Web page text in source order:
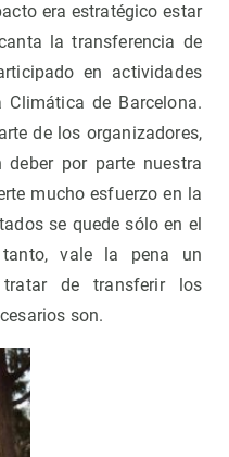
era estratégico estar
la transferencia de
en actividades
de Barcelona.
de los organizadores,
por parte nuestra
mucho esfuerzo en la
se quede sólo en el
vale la pena un
de transferir los
son.